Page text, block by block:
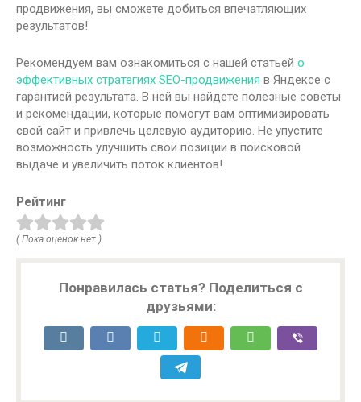
продвижения, вы сможете добиться впечатляющих
результатов!
Рекомендуем вам ознакомиться с нашей статьей о
эффективных стратегиях SEO-продвижения в Яндексе с
гарантией результата. В ней вы найдете полезные советы
и рекомендации, которые помогут вам оптимизировать
свой сайт и привлечь целевую аудиторию. Не упустите
возможность улучшить свои позиции в поисковой
выдаче и увеличить поток клиентов!
Рейтинг
( Пока оценок нет )
Понравилась статья? Поделиться с
друзьями: